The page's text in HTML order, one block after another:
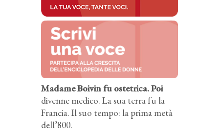
Madame Boivin fu ostetrica. Poi
divenne medico. La sua terra fu la
Francia. Il suo tempo: la prima metà
dell’800.